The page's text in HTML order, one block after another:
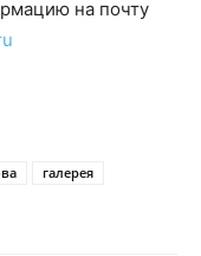
на почту
галерея